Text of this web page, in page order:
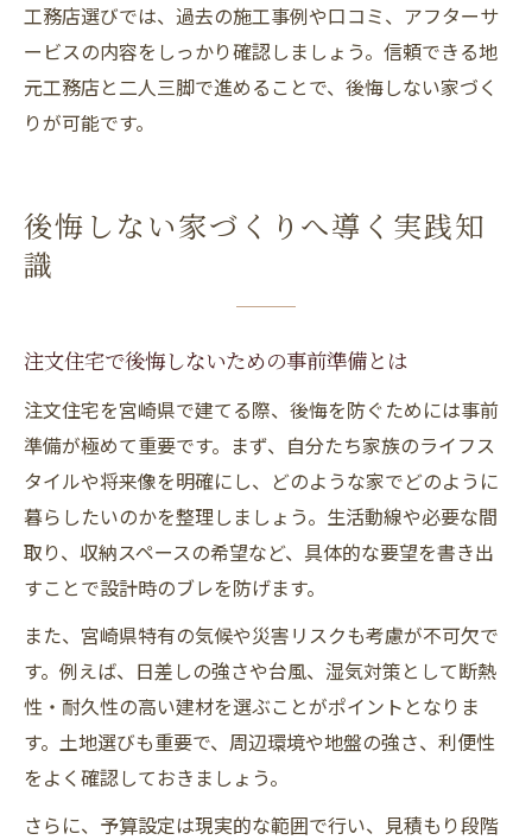
工務店選びでは、過去の施工事例や口コミ、アフターサ
ービスの内容をしっかり確認しましょう。信頼できる地
元工務店と二人三脚で進めることで、後悔しない家づく
りが可能です。
後悔しない家づくりへ導く実践知
識
注文住宅で後悔しないための事前準備とは
注文住宅を宮崎県で建てる際、後悔を防ぐためには事前
準備が極めて重要です。まず、自分たち家族のライフス
タイルや将来像を明確にし、どのような家でどのように
暮らしたいのかを整理しましょう。生活動線や必要な間
取り、収納スペースの希望など、具体的な要望を書き出
すことで設計時のブレを防げます。
また、宮崎県特有の気候や災害リスクも考慮が不可欠で
す。例えば、日差しの強さや台風、湿気対策として断熱
性・耐久性の高い建材を選ぶことがポイントとなりま
す。土地選びも重要で、周辺環境や地盤の強さ、利便性
をよく確認しておきましょう。
さらに、予算設定は現実的な範囲で行い、見積もり段階